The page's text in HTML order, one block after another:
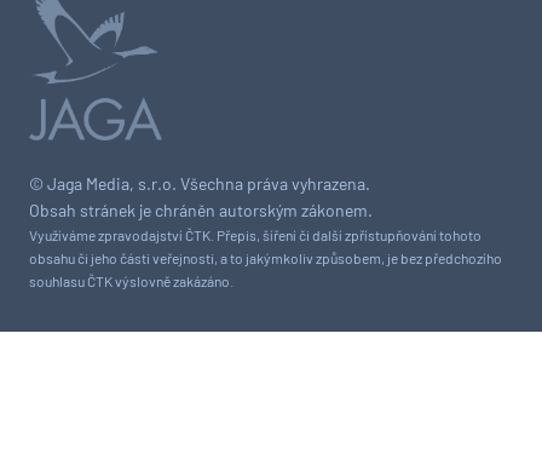
© Jaga Media, s.r.o. Všechna práva vyhrazena.
Obsah stránek je chráněn autorským zákonem.
Využíváme zpravodajství ČTK. Přepis, šíření či další zpřístupňování tohoto
obsahu či jeho části veřejnosti, a to jakýmkoliv způsobem, je bez předchozího
souhlasu ČTK výslovně zakázáno.